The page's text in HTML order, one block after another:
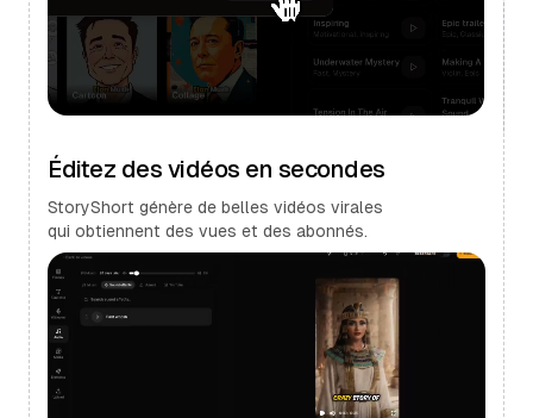
Éditez des vidéos en secondes
StoryShort génère de belles vidéos virales
qui obtiennent des vues et des abonnés.